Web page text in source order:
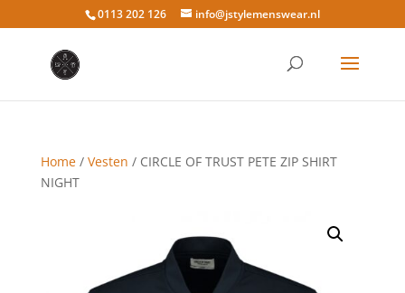
0113 202 126 info@jstylemenswear.nl
Home/ Vesten / CIRCLE OF TRUST PETE ZIP SHIRT
NIGHT